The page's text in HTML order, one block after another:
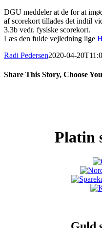
DGU meddeler at de for at
af scorekort tillades det indtil
3.3b vedr. fysiske scorekort.
Læs den fulde vejledning lige
Radi Pedersen2020-04-
Share This Story, Choose
Platin